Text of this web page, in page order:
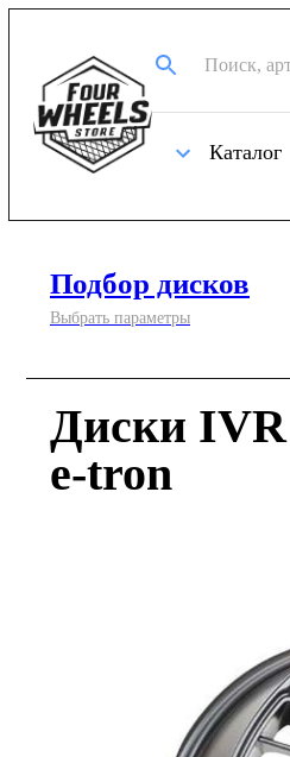
Каталог
Подбор дисков
Выбрать параметры
Диски
e-tron